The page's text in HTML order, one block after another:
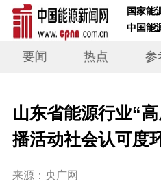
国家能
中国能
要闻 热点 参
山东省能源行业“
播活动社会认可度
来源：央广网